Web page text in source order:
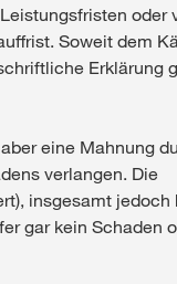
oder
Soweit dem
Erklärung
eine Mahnung
verlangen. Die
insgesamt jedoch
gar kein Schaden